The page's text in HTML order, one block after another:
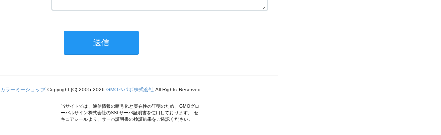
カラーミーショップCopyright (C) 2005-2026 GMOペパボ株式会社 All Rights Reserved.
当サイトでは、通信情報の暗号化と実在性の証明のため、GMOグロ
ーバルサイン株式会社のSSLサーバ証明書を使用しております。 セ
キュアシールより、サーバ証明書の検証結果をご確認ください。